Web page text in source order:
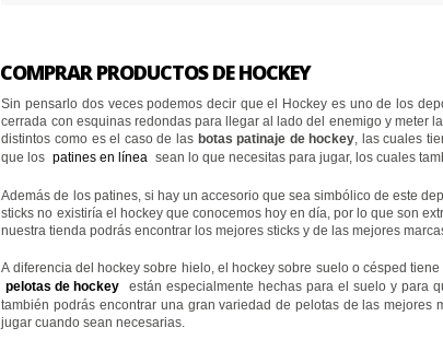
COMPRAR PRODUCTOS DE HOCKEY
Sin pensarlo dos veces podemos decir que el Hockey es uno de los
cerrada con esquinas redondas para llegar al lado del enemigo y meter
distintos como es el caso de las botas patinaje de hockey, las cuales
que los patines en línea sean lo que necesitas para jugar, los cuales
Además de los patines, si hay un accesorio que sea simbólico de este
sticks no existiría el hockey que conocemos hoy en día, por lo que son
nuestra tienda podrás encontrar los mejores sticks y de las mejores
A diferencia del hockey sobre hielo, el hockey sobre suelo o césped
pelotas de hockey
están especialmente hechas para el suelo y para
también podrás encontrar una gran variedad de pelotas de las
jugar cuando sean necesarias.